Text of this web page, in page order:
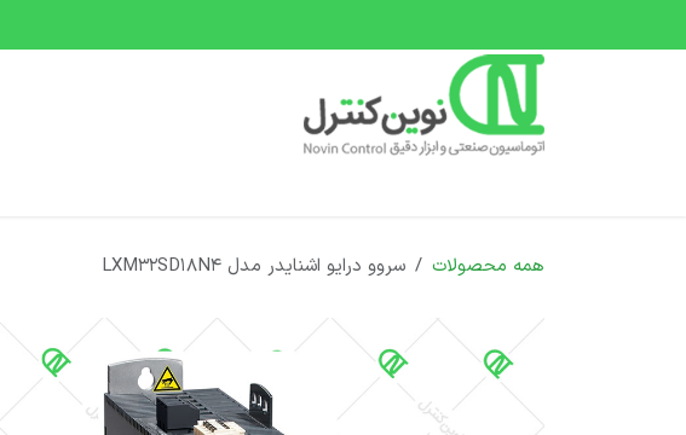
همه محصولات سروو درایو اشنایدر مدل LXM32SD18N4